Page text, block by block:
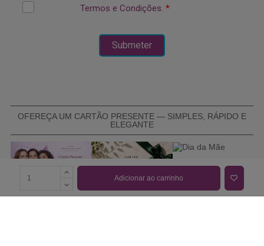
Adicionar ao carrinho
OFEREÇA UM CARTÃO PRESENTE — SIMPLES, RÁPIDO E
ELEGANTE